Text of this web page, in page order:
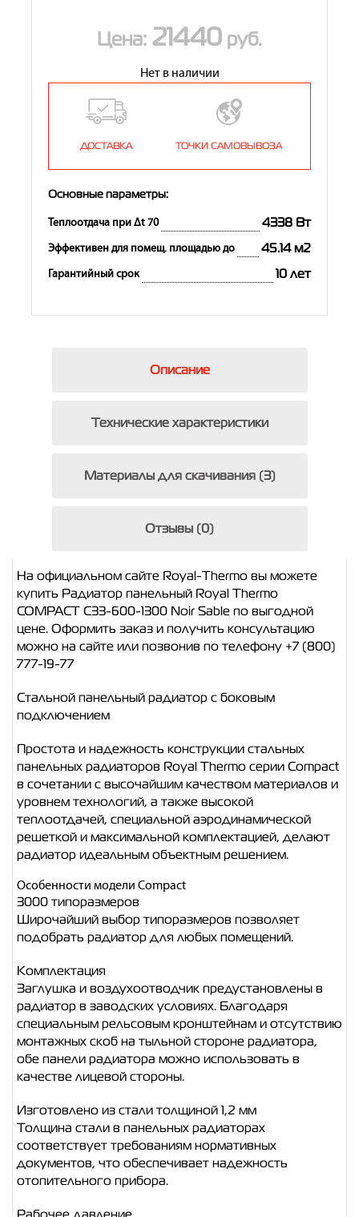
Цена: 21440 руб.
Нет в наличии
ДОСТАВКА ТОЧКИ САМОВЫВОЗА
Основные параметры:
Теплоотдача при Δt 70 4338 Вт
Эффективен для помещ. площадью до 45.14 м2
Гарантийный срок 10 лет
Описание
Технические характеристики
Материалы для скачивания (3)
Отзывы (0)
На официальном сайте Royal-Thermo вы можете
купить Радиатор панельный Royal Thermo
COMPACT C33-600-1300 Noir Sable по выгодной
цене. Оформить заказ и получить консультацию
можно на сайте или позвонив по телефону +7 (800)
777-19-77
Стальной панельный радиатор с боковым
подключением
Простота и надежность конструкции стальных
панельных радиаторов Royal Thermo серии Compact
в сочетании с высочайшим качеством материалов и
уровнем технологий, а также высокой
теплоотдачей, специальной аэродинамической
решеткой и максимальной комплектацией, делают
радиатор идеальным объектным решением.
Особенности модели Compact
3000 типоразмеров
Широчайший выбор типоразмеров позволяет
подобрать радиатор для любых помещений.
Комплектация
Заглушка и воздухоотводчик предустановлены в
радиатор в заводских условиях. Благодаря
специальным рельсовым кронштейнам и отсутствию
монтажных скоб на тыльной стороне радиатора,
обе панели радиатора можно использовать в
качестве лицевой стороны.
Изготовлено из стали толщиной 1,2 мм
Толщина стали в панельных радиаторах
соответствует требованиям нормативных
документов, что обеспечивает надежность
отопительного прибора.